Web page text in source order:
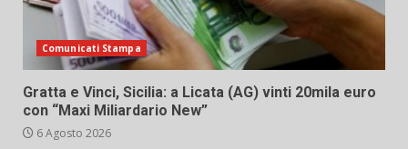
Comunicati Stampa
Gratta e Vinci, Sicilia: a Licata (AG) vinti 20mila euro
con “Maxi Miliardario New”
6 Agosto 2026